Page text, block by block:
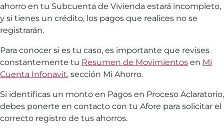
ahorro en tu Subcuenta de Vivienda estará incompleto,
y si tienes un crédito, los pagos que realices no se
registrarán.
Para conocer si es tu caso, es importante que revises
constantemente tu Resumen de Movimientos en Mi
Cuenta Infonavit, sección Mi Ahorro.
Si identificas un monto en Pagos en Proceso Aclaratorio,
debes ponerte en contacto con tu Afore para solicitar el
correcto registro de tus ahorros.